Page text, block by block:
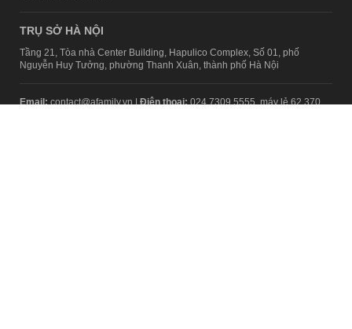
TRỤ SỞ HÀ NỘI
Tầng 21, Tòa nhà Center Building, Hapulico Complex, Số 01, phố
Nguyễn Huy Tưởng, phường Thanh Xuân, thành phố Hà Nội
Email:contact@afamily.vn |Điện thoại:024 7309 5555, máy lẻ 62.370